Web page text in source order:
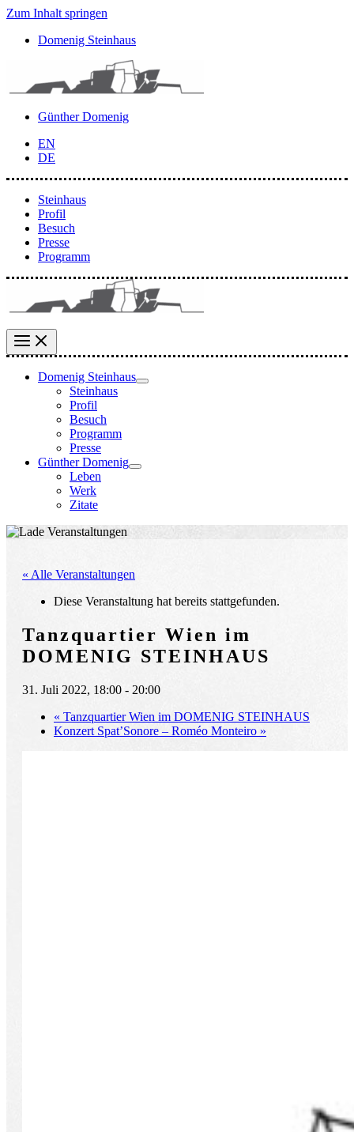
Zum Inhalt springen
Domenig Steinhaus
Günther Domenig
EN
DE
Steinhaus
Profil
Besuch
Presse
Programm
Domenig Steinhaus
Steinhaus
Profil
Besuch
Programm
Presse
Günther Domenig
Leben
Werk
Zitate
« Alle Veranstaltungen
Diese Veranstaltung hat bereits stattgefunden.
Tanzquartier Wien im
DOMENIG STEINHAUS
31. Juli 2022, 18:00 - 20:00
« Tanzquartier Wien im DOMENIG STEINHAUS
Konzert Spat’Sonore – Roméo Monteiro »